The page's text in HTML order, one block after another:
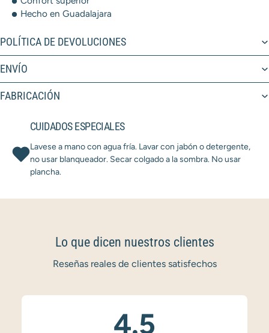
Hecho en Guadalajara
POLÍTICA DE DEVOLUCIONES
ENVÍO
FABRICACIÓN
CUIDADOS ESPECIALES
Lavese a mano con agua fría. Lavar con jabón o detergente,
no usar blanqueador. Secar colgado a la sombra. No usar
plancha.
Lo que dicen nuestros clientes
Reseñas reales de clientes satisfechos
4.5